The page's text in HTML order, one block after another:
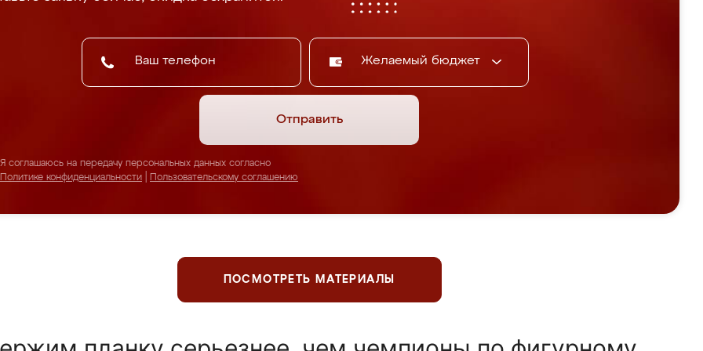
Желаемый бюджет
Отправить
Я соглашаюсь на передачу персональных данных согласно
Политике конфиденциальности
Пользовательскому соглашению
ПОСМОТРЕТЬ МАТЕРИАЛЫ